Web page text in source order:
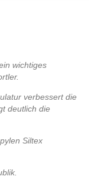
wichtiges
verbessert die
deutlich die
Siltex